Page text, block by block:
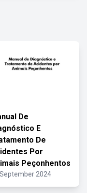
De
E
De
Por
Peçonhentos
2024